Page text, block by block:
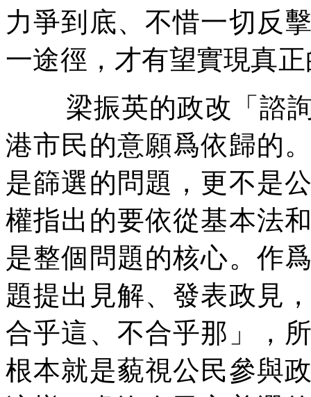
力爭到底、不惜一切反
一途徑，才有望實現真
梁振英的政改「諮
港市民的意願爲依歸的
是篩選的問題，更不是
權指出的要依從基本法
是整個問題的核心。作
題提出見解、發表政見
合乎這、不合乎那」，
根本就是藐視公民參與